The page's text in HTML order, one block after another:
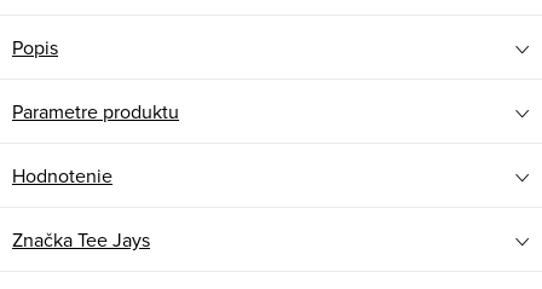
Popis
Parametre produktu
Hodnotenie
ZnačkaTee Jays